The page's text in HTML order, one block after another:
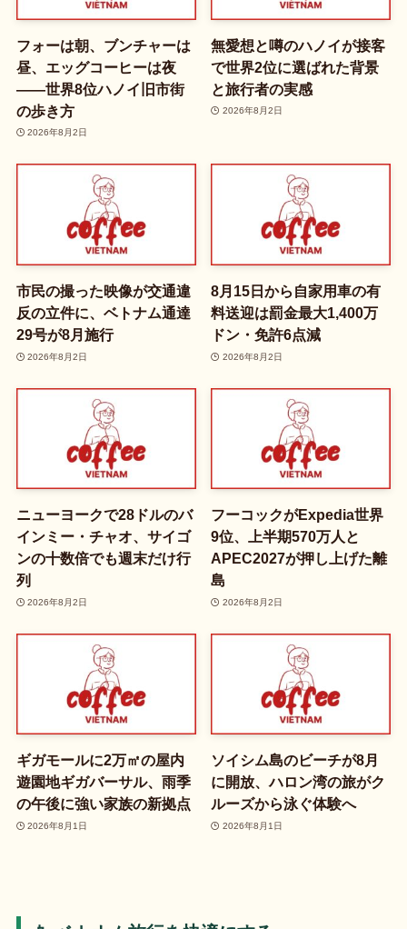
フォーは朝、ブンチャーは
昼、エッグコーヒーは夜
——世界8位ハノイ旧市街
の歩き方
2026年8月2日
無愛想と噂のハノイが接客
で世界2位に選ばれた背景
と旅行者の実感
2026年8月2日
市民の撮った映像が交通違
反の立件に、ベトナム通達
29号が8月施行
2026年8月2日
8月15日から自家用車の有
料送迎は罰金最大1,400万
ドン・免許6点減
2026年8月2日
ニューヨークで28ドルのバ
インミー・チャオ、サイゴ
ンの十数倍でも週末だけ行
列
2026年8月2日
フーコックがExpedia世界
9位、上半期570万人と
APEC2027が押し上げた離
島
2026年8月2日
ギガモールに2万㎡の屋内
遊園地ギガバーサル、雨季
の午後に強い家族の新拠点
2026年8月1日
ソイシム島のビーチが8月
に開放、ハロン湾の旅がク
ルーズから泳ぐ体験へ
2026年8月1日